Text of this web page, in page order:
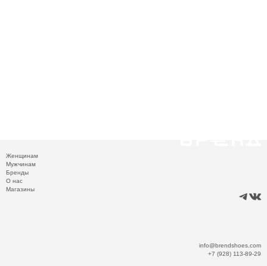
Женщинам
Мужчинам
Бренды
О нас
Магазины
info@brendshoes.com
+7 (928) 113-89-29